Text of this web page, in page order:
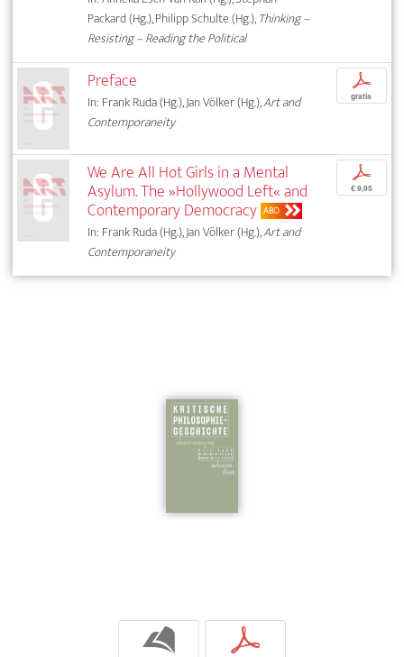
Packard (Hg.), Philipp Schulte (Hg.),Thinking –
Resisting – Reading the Political
Preface
In: Frank Ruda (Hg.), Jan Völker (Hg.),Art and
Contemporaneity
p
gratis
We Are All Hot Girls in a Mental
Asylum. The »Hollywood Left« and
Contemporary Democracy ABO
In: Frank Ruda (Hg.), Jan Völker (Hg.),Art and
Contemporaneity
p
€ 9,95
b p